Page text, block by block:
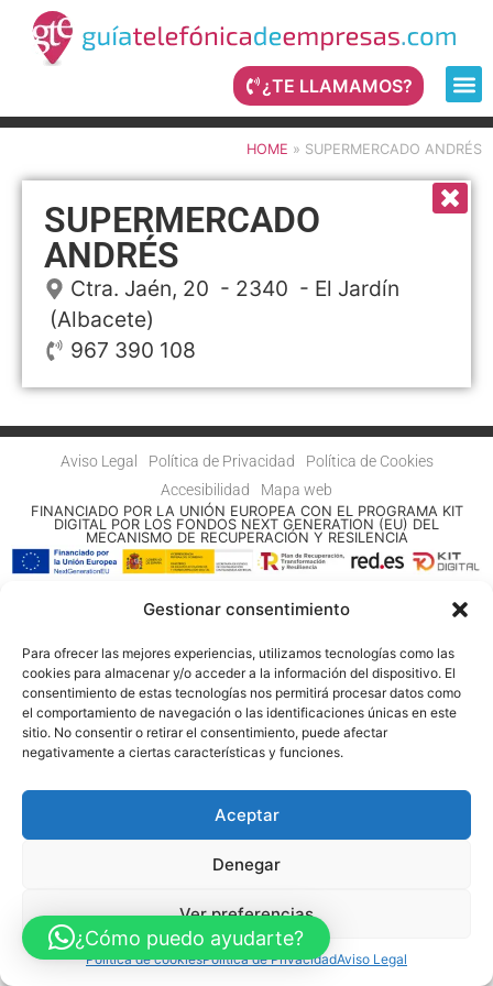
Gestionar consentimiento
Para ofrecer las mejores experiencias, utilizamos tecnologías como las
cookies para almacenar y/o acceder a la información del dispositivo. El
consentimiento de estas tecnologías nos permitirá procesar datos como
el comportamiento de navegación o las identificaciones únicas en este
sitio. No consentir o retirar el consentimiento, puede afectar
negativamente a ciertas características y funciones.
Aceptar
Denegar
Ver preferencias
Política de cookiesPolítica de PrivacidadAviso Legal
¿TE LLAMAMOS?
HOME » SUPERMERCADO ANDRÉS
SUPERMERCADO
ANDRÉS
Ctra. Jaén, 20 - 2340 - El Jardín
(Albacete)
967 390 108
Aviso Legal Política de Privacidad
Política de Cookies
Accesibilidad
Mapa web
FINANCIADO POR LA UNIÓN EUROPEA CON EL PROGRAMA KIT
DIGITAL POR LOS FONDOS NEXT GENERATION (EU) DEL
MECANISMO DE RECUPERACIÓN Y RESILENCIA
¿Cómo puedo ayudarte?